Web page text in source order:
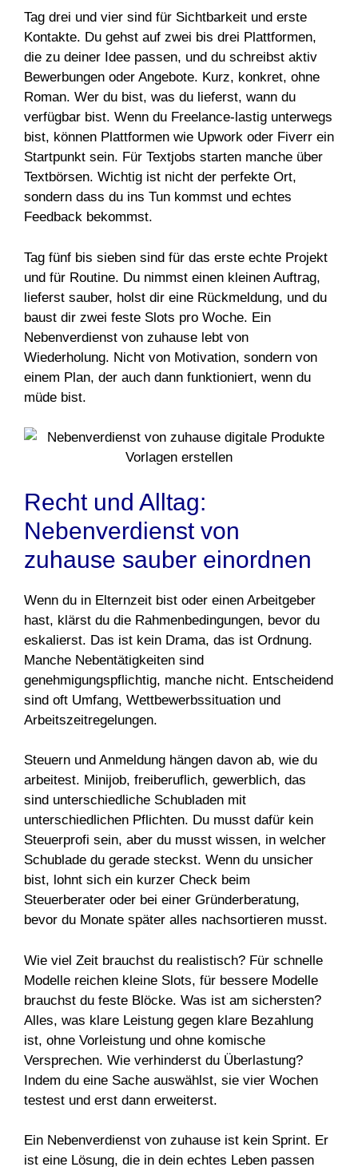
Tag drei und vier sind für Sichtbarkeit und erste
Kontakte. Du gehst auf zwei bis drei Plattformen,
die zu deiner Idee passen, und du schreibst aktiv
Bewerbungen oder Angebote. Kurz, konkret, ohne
Roman. Wer du bist, was du lieferst, wann du
verfügbar bist. Wenn du Freelance-lastig unterwegs
bist, können Plattformen wie Upwork oder Fiverr ein
Startpunkt sein. Für Textjobs starten manche über
Textbörsen. Wichtig ist nicht der perfekte Ort,
sondern dass du ins Tun kommst und echtes
Feedback bekommst.
Tag fünf bis sieben sind für das erste echte Projekt
und für Routine. Du nimmst einen kleinen Auftrag,
lieferst sauber, holst dir eine Rückmeldung, und du
baust dir zwei feste Slots pro Woche. Ein
Nebenverdienst von zuhause lebt von
Wiederholung. Nicht von Motivation, sondern von
einem Plan, der auch dann funktioniert, wenn du
müde bist.
Recht und Alltag:
Nebenverdienst von
zuhause sauber einordnen
Wenn du in Elternzeit bist oder einen Arbeitgeber
hast, klärst du die Rahmenbedingungen, bevor du
eskalierst. Das ist kein Drama, das ist Ordnung.
Manche Nebentätigkeiten sind
genehmigungspflichtig, manche nicht. Entscheidend
sind oft Umfang, Wettbewerbssituation und
Arbeitszeitregelungen.
Steuern und Anmeldung hängen davon ab, wie du
arbeitest. Minijob, freiberuflich, gewerblich, das
sind unterschiedliche Schubladen mit
unterschiedlichen Pflichten. Du musst dafür kein
Steuerprofi sein, aber du musst wissen, in welcher
Schublade du gerade steckst. Wenn du unsicher
bist, lohnt sich ein kurzer Check beim
Steuerberater oder bei einer Gründerberatung,
bevor du Monate später alles nachsortieren musst.
Wie viel Zeit brauchst du realistisch? Für schnelle
Modelle reichen kleine Slots, für bessere Modelle
brauchst du feste Blöcke. Was ist am sichersten?
Alles, was klare Leistung gegen klare Bezahlung
ist, ohne Vorleistung und ohne komische
Versprechen. Wie verhinderst du Überlastung?
Indem du eine Sache auswählst, sie vier Wochen
testest und erst dann erweiterst.
Ein Nebenverdienst von zuhause ist kein Sprint. Er
ist eine Lösung, die in dein echtes Leben passen